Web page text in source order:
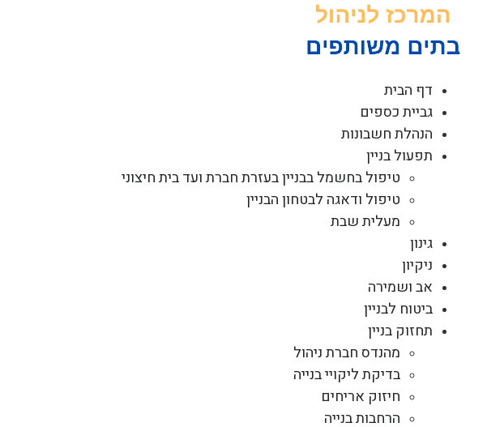
דף הבית
גביית כספים
הנהלת חשבונות
תפעול בניין
טיפול בחשמל בבניין בעזרת חברת ועד בית חיצוני
טיפול ודאגה לבטחון הבניין
מעלית שבת
גינון
ניקיון
אב ושמירה
ביטוח לבניין
תחזוק בניין
מהנדס חברת ניהול
בדיקת ליקויי בנייה
חיזוק אריחים
הרחבות בנייה